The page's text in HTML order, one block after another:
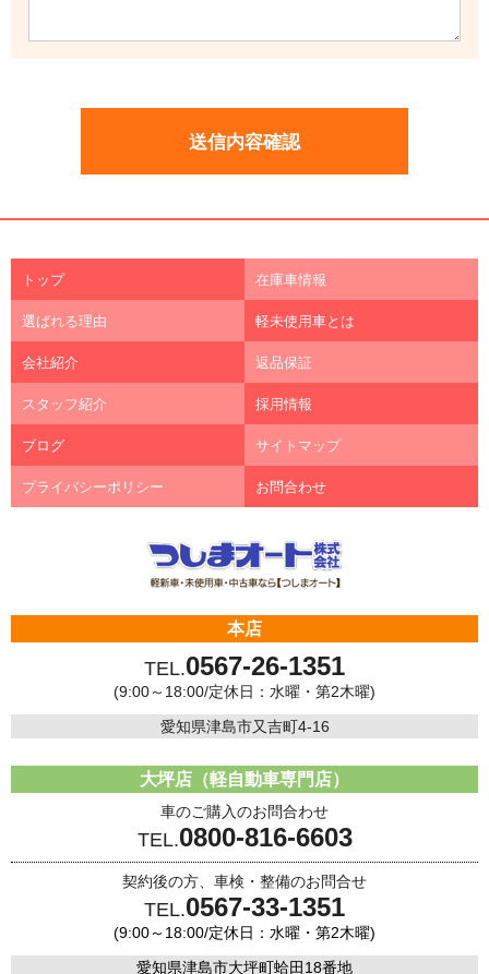
トップ 在庫車情報
選ばれる理由 軽未使用車とは
会社紹介 返品保証
スタッフ紹介 採用情報
ブログ サイトマップ
プライバシーポリシー お問合わせ
本店
TEL.0567-26-1351
(9:00～18:00/定休日：水曜・第2木曜)
愛知県津島市又吉町4-16
大坪店（軽自動車専門店）
車のご購入のお問合わせ
TEL.0800-816-6603
契約後の方、車検・整備のお問合せ
TEL.0567-33-1351
(9:00～18:00/定休日：水曜・第2木曜)
愛知県津島市大坪町蛤田18番地